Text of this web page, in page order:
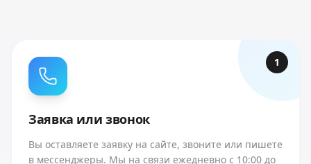
1
Заявка или звонок
Вы оставляете заявку на сайте, звоните или пишете
в мессенджеры. Мы на связи ежедневно с 10:00 до